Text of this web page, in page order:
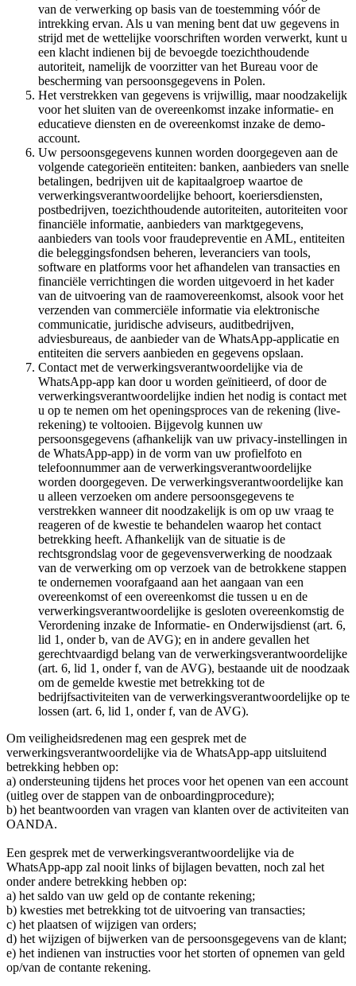
van de verwerking op basis van de toestemming vóór de
intrekking ervan. Als u van mening bent dat uw gegevens in
strijd met de wettelijke voorschriften worden verwerkt, kunt u
een klacht indienen bij de bevoegde toezichthoudende
autoriteit, namelijk de voorzitter van het Bureau voor de
bescherming van persoonsgegevens in Polen.
Het verstrekken van gegevens is vrijwillig, maar noodzakelijk
voor het sluiten van de overeenkomst inzake informatie- en
educatieve diensten en de overeenkomst inzake de demo-
account.
Uw persoonsgegevens kunnen worden doorgegeven aan de
volgende categorieën entiteiten: banken, aanbieders van snelle
betalingen, bedrijven uit de kapitaalgroep waartoe de
verwerkingsverantwoordelijke behoort, koeriersdiensten,
postbedrijven, toezichthoudende autoriteiten, autoriteiten voor
financiële informatie, aanbieders van marktgegevens,
aanbieders van tools voor fraudepreventie en AML, entiteiten
die beleggingsfondsen beheren, leveranciers van tools,
software en platforms voor het afhandelen van transacties en
financiële verrichtingen die worden uitgevoerd in het kader
van de uitvoering van de raamovereenkomst, alsook voor het
verzenden van commerciële informatie via elektronische
communicatie, juridische adviseurs, auditbedrijven,
adviesbureaus, de aanbieder van de WhatsApp-applicatie en
entiteiten die servers aanbieden en gegevens opslaan.
Contact met de verwerkingsverantwoordelijke via de
WhatsApp-app kan door u worden geïnitieerd, of door de
verwerkingsverantwoordelijke indien het nodig is contact met
u op te nemen om het openingsproces van de rekening (live-
rekening) te voltooien. Bijgevolg kunnen uw
persoonsgegevens (afhankelijk van uw privacy-instellingen in
de WhatsApp-app) in de vorm van uw profielfoto en
telefoonnummer aan de verwerkingsverantwoordelijke
worden doorgegeven. De verwerkingsverantwoordelijke kan
u alleen verzoeken om andere persoonsgegevens te
verstrekken wanneer dit noodzakelijk is om op uw vraag te
reageren of de kwestie te behandelen waarop het contact
betrekking heeft. Afhankelijk van de situatie is de
rechtsgrondslag voor de gegevensverwerking de noodzaak
van de verwerking om op verzoek van de betrokkene stappen
te ondernemen voorafgaand aan het aangaan van een
overeenkomst of een overeenkomst die tussen u en de
verwerkingsverantwoordelijke is gesloten overeenkomstig de
Verordening inzake de Informatie- en Onderwijsdienst (art. 6,
lid 1, onder b, van de AVG); en in andere gevallen het
gerechtvaardigd belang van de verwerkingsverantwoordelijke
(art. 6, lid 1, onder f, van de AVG), bestaande uit de noodzaak
om de gemelde kwestie met betrekking tot de
bedrijfsactiviteiten van de verwerkingsverantwoordelijke op te
lossen (art. 6, lid 1, onder f, van de AVG).
Om veiligheidsredenen mag een gesprek met de
verwerkingsverantwoordelijke via de WhatsApp-app uitsluitend
betrekking hebben op:
a) ondersteuning tijdens het proces voor het openen van een account
(uitleg over de stappen van de onboardingprocedure);
b) het beantwoorden van vragen van klanten over de activiteiten van
OANDA.
Een gesprek met de verwerkingsverantwoordelijke via de
WhatsApp-app zal nooit links of bijlagen bevatten, noch zal het
onder andere betrekking hebben op:
a) het saldo van uw geld op de contante rekening;
b) kwesties met betrekking tot de uitvoering van transacties;
c) het plaatsen of wijzigen van orders;
d) het wijzigen of bijwerken van de persoonsgegevens van de klant;
e) het indienen van instructies voor het storten of opnemen van geld
op/van de contante rekening.